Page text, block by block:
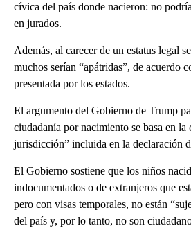
cívica del país donde nacieron: no
en jurados.
Además, al carecer de un estatus legal
muchos serían “apátridas”, de acuerdo
presentada por los estados.
El argumento del Gobierno de Trump
ciudadanía por nacimiento se basa en la
jurisdicción” incluida en la declaración
El Gobierno sostiene que los niños
indocumentados o de extranjeros que
pero con visas temporales, no están
del país y, por lo tanto, no son